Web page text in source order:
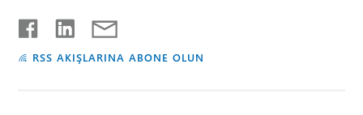
RSS AKIŞLARINA ABONE OLUN